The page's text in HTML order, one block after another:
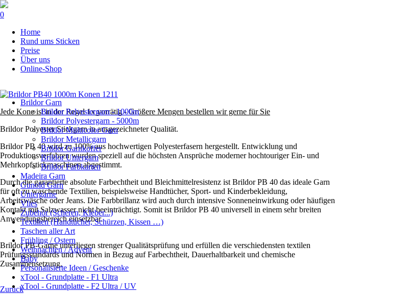
0
überspringen
Home
Rund ums Sticken
Preise
Über uns
Online-Shop
Jede Kone ist in der Regel 1x vorrätig - Größere Mengen bestellen wir gerne für Sie
Brildor Polyester Stickgarn in ausgezeichneter Qualität.
Brildor PB 40 wird zu 100% aus hochwertigen Polyesterfasern hergestellt. Entwicklung und
Produktionsverfahren wurden speziell auf die höchsten Ansprüche moderner hochtouriger Ein- und
Mehrkopfstickmaschinen abgestimmt.
Durch die garantierte absolute Farbechtheit und Bleichmittelresistenz ist Brildor PB 40 das ideale Garn
für oft zu waschende Textilien, beispielsweise Handtücher, Sport- und Kinderbekleidung,
Arbeitswäsche oder Jeans. Die Farbbrillanz wird auch durch intensive Sonneneinwirkung oder häufigen
Kontakt mit Salzwasser nicht beeinträchtigt. Somit ist Brildor PB 40 universell in einem sehr breiten
Anwendungsbereich einsetzbar.
Brildor PB-Garne unterliegen strenger Qualitätsprüfung und erfüllen die verschiedensten textilen
Prüfungsstandards und Normen in Bezug auf Farbechtheit, Dauerhaltbarkeit und chemische
Zusammensetzung.
Zurück
Navigation
überspringenBrildor Garn
Brildor Polyestergarn - 1000m
Brildor Polyestergarn - 5000m
Brildor Multicolor Garn
Brildor Metallicgarn
Brildor Garnkoffer
Brildor Untergarn
Brildor Farbkarten
Madeira Garn
Gunold Garn
Untergarne
Vlies
Zubehör (Scheren, Kleber...)
Textilien (Handtücher, Schürzen, Kissen …)
Taschen aller Art
Frühling / Ostern
Weihnachten / Advent
Baby
Personalisierte Ideen / Geschenke
xTool - Grundplatte - F1 Ultra
xTool - Grundplatte - F2 Ultra / UV